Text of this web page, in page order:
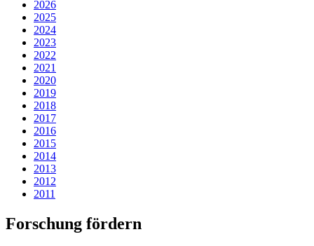
2026
2025
2024
2023
2022
2021
2020
2019
2018
2017
2016
2015
2014
2013
2012
2011
Forschung fördern